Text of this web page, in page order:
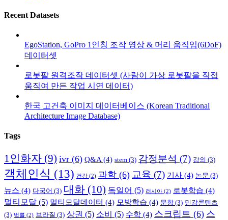
Recent Datasets
EgoStation, GoPro 1인칭 조작 영상 & 머리 움직임(6DoF)
데이터셋
로봇팔 원격조작 데이터셋 (사람이 가상 로봇팔을 직접
움직여 만든 작업 시연 데이터)
한국 고건축 이미지 데이터베이스 (Korean Traditional
Architecture Image Database)
Tags
1인화자 (9) ivr (6) Q&A(4) stem (3) 감정분석 (7) 강의 (3)
객체인식 (13) 건강 (2) 과학 (6) 교육 (7) 기사 (4) 논문 (3)
뉴스 (4) 다국어 (3) 대화 (10) 독일어 (5) 러시아 (2) 로봇학습 (4)
멀티모달 (5) 멀티모달데이터 (4) 모방학습 (4) 문항 (3) 민감콘텐츠
(3) 법률 (2) 브라질 (3) 상권 (5) 소비 (5) 수학 (4) 스크립트 (6) 스